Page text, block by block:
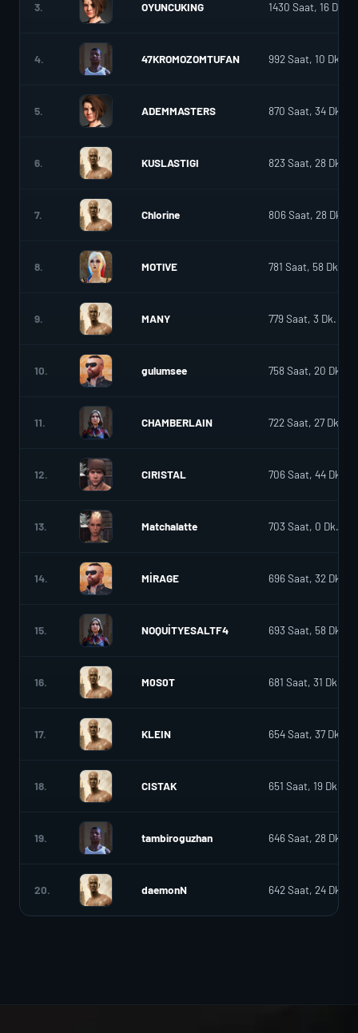
3. OYUNCUKING 1430 Saat, 16 Dk.
4. 47KROMOZOMTUFAN 992 Saat, 10 Dk.
5. ADEMMASTERS 870 Saat, 34 Dk.
6. KUSLASTIGI 823 Saat, 28 Dk.
7. Chlorine 806 Saat, 28 Dk.
8. MOTlVE 781 Saat, 58 Dk.
9. MANY 779 Saat, 3 Dk.
10. gulumsee 758 Saat, 20 Dk.
11. CHAMBERLAIN 722 Saat, 27 Dk.
12. CIRISTAL 706 Saat, 44 Dk.
13. Matchalatte 703 Saat, 0 Dk.
14. MİRAGE 696 Saat, 32 Dk.
15. NOQUİTYESALTF4 693 Saat, 58 Dk.
16. M0S0T 681 Saat, 31 Dk.
17. KLEIN 654 Saat, 37 Dk.
18. CISTAK 651 Saat, 19 Dk.
19. tambiroguzhan 646 Saat, 28 Dk.
20. daemonN 642 Saat, 24 Dk.